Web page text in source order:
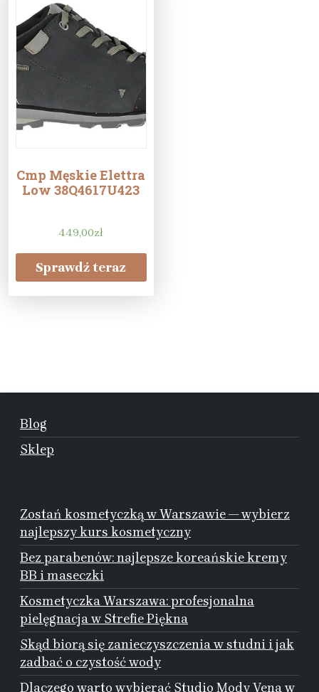
Cmp Męskie Elettra
Low 38Q4617U423
449,00zł
Sprawdź teraz
Blog
Sklep
Zostań kosmetyczką w Warszawie — wybierz
najlepszy kurs kosmetyczny
Bez parabenów: najlepsze koreańskie kremy
BB i maseczki
Kosmetyczka Warszawa: profesjonalna
pielęgnacja w Strefie Piękna
Skąd biorą się zanieczyszczenia w studni i jak
zadbać o czystość wody
Dlaczego warto wybierać Studio Mody Vena w